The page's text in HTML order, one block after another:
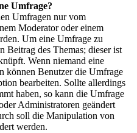
Umfrage?
Umfragen nur vom
Moderator oder einem
Um eine Umfrage zu
Beitrag des Themas; dieser ist
Wenn niemand eine
können Benutzer die Umfrage
bearbeiten. Sollte allerdings
haben, so kann die Umfrage
Administratoren geändert
soll die Manipulation von
werden.